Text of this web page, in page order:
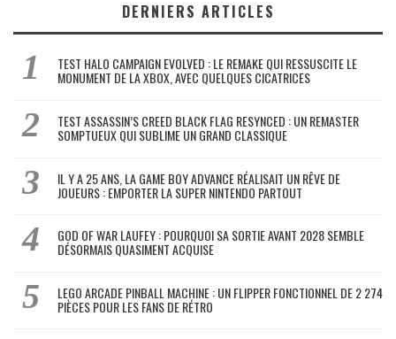
DERNIERS ARTICLES
TEST HALO CAMPAIGN EVOLVED : LE REMAKE QUI RESSUSCITE LE
MONUMENT DE LA XBOX, AVEC QUELQUES CICATRICES
TEST ASSASSIN’S CREED BLACK FLAG RESYNCED : UN REMASTER
SOMPTUEUX QUI SUBLIME UN GRAND CLASSIQUE
IL Y A 25 ANS, LA GAME BOY ADVANCE RÉALISAIT UN RÊVE DE
JOUEURS : EMPORTER LA SUPER NINTENDO PARTOUT
GOD OF WAR LAUFEY : POURQUOI SA SORTIE AVANT 2028 SEMBLE
DÉSORMAIS QUASIMENT ACQUISE
LEGO ARCADE PINBALL MACHINE : UN FLIPPER FONCTIONNEL DE 2 274
PIÈCES POUR LES FANS DE RÉTRO